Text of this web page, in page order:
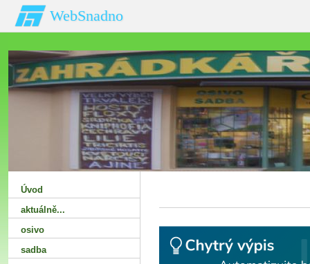
WebSnadno
Úvod
aktuálně...
osivo
sadba